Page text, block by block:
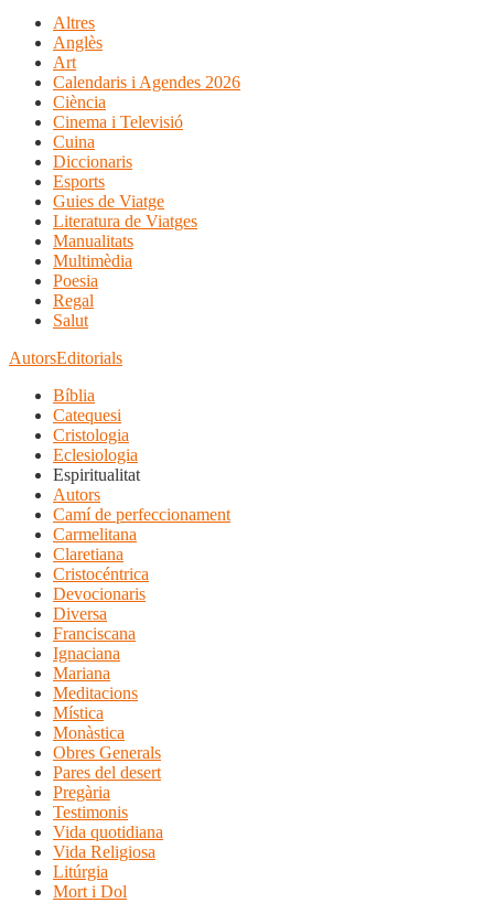
Altres
Anglès
Art
Calendaris i Agendes 2026
Ciència
Cinema i Televisió
Cuina
Diccionaris
Esports
Guies de Viatge
Literatura de Viatges
Manualitats
Multimèdia
Poesia
Regal
Salut
AutorsEditorials
Bíblia
Catequesi
Cristologia
Eclesiologia
Espiritualitat
Autors
Camí de perfeccionament
Carmelitana
Claretiana
Cristocéntrica
Devocionaris
Diversa
Franciscana
Ignaciana
Mariana
Meditacions
Mística
Monàstica
Obres Generals
Pares del desert
Pregària
Testimonis
Vida quotidiana
Vida Religiosa
Litúrgia
Mort i Dol